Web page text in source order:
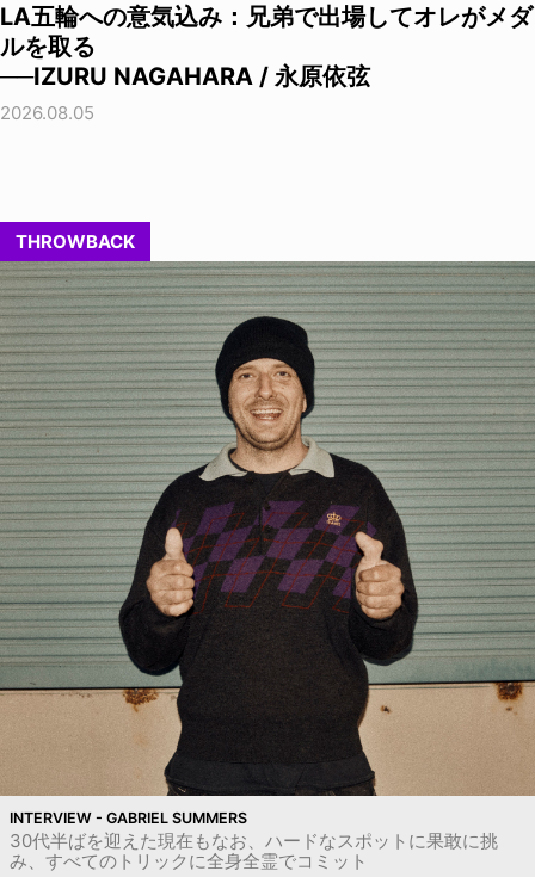
LA五輪への意気込み：兄弟で出場してオレがメダ
ルを取る
──IZURU NAGAHARA / 永原依弦
2026.08.05
THROWBACK
INTERVIEW - GABRIEL SUMMERS
30代半ばを迎えた現在もなお、ハードなスポットに果敢に挑
み、すべてのトリックに全身全霊でコミット